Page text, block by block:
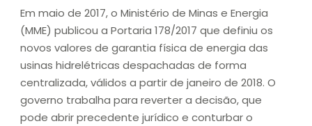
Em maio de 2017, o Ministério de Minas e Energia
(MME) publicou a Portaria 178/2017 que definiu os
novos valores de garantia física de energia das
usinas hidrelétricas despachadas de forma
centralizada, válidos a partir de janeiro de 2018. O
governo trabalha para reverter a decisão, que
pode abrir precedente jurídico e conturbar o